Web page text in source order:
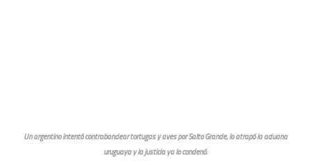
Un argentino intentó contrabandear tortugas y aves por Salto Grande, lo atrapó la aduana
uruguaya y la justicia ya lo condenó.